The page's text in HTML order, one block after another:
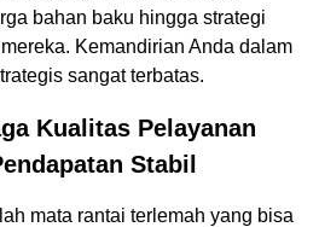
bahan baku hingga strategi
Kemandirian Anda dalam
sangat terbatas.
Kualitas Pelayanan
Stabil
mata rantai terlemah yang bisa